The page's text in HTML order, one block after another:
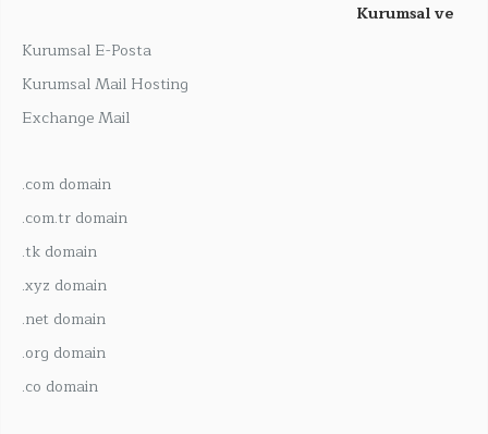
Kurumsal E-Posta
Kurumsal Mail Hosting
Exchange Mail
.com domain
.com.tr domain
.tk domain
.xyz domain
.net domain
.org domain
.co domain
Kurumsal ve